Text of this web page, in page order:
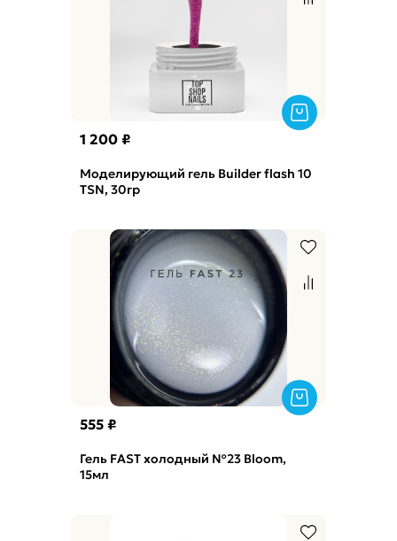
1 200 ₽
Моделирующий гель Builder flash 10
TSN, 30гр
555 ₽
Гель FAST холодный №23 Bloom,
15мл